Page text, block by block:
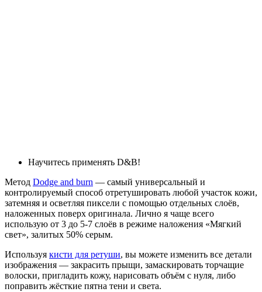
Научитесь применять D&B!
Метод Dodge and burn — самый универсальный и
контролируемый способ отретушировать любой участок кожи,
затемняя и осветляя пиксели с помощью отдельных слоёв,
наложенных поверх оригинала. Лично я чаще всего
использую от 3 до 5-7 слоёв в режиме наложения «Мягкий
свет», залитых 50% серым.
Используя кисти для ретуши, вы можете изменить все детали
изображения — закрасить прыщи, замаскировать торчащие
волоски, пригладить кожу, нарисовать объём с нуля, либо
поправить жёсткие пятна тени и света.